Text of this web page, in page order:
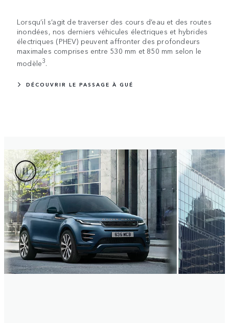
Lorsqu’il s’agit de traverser des cours d’eau et des routes
inondées, nos derniers véhicules électriques et hybrides
électriques (PHEV) peuvent affronter des profondeurs
maximales comprises entre 530 mm et 850 mm selon le
modèle3.
DÉCOUVRIR LE PASSAGE À GUÉ